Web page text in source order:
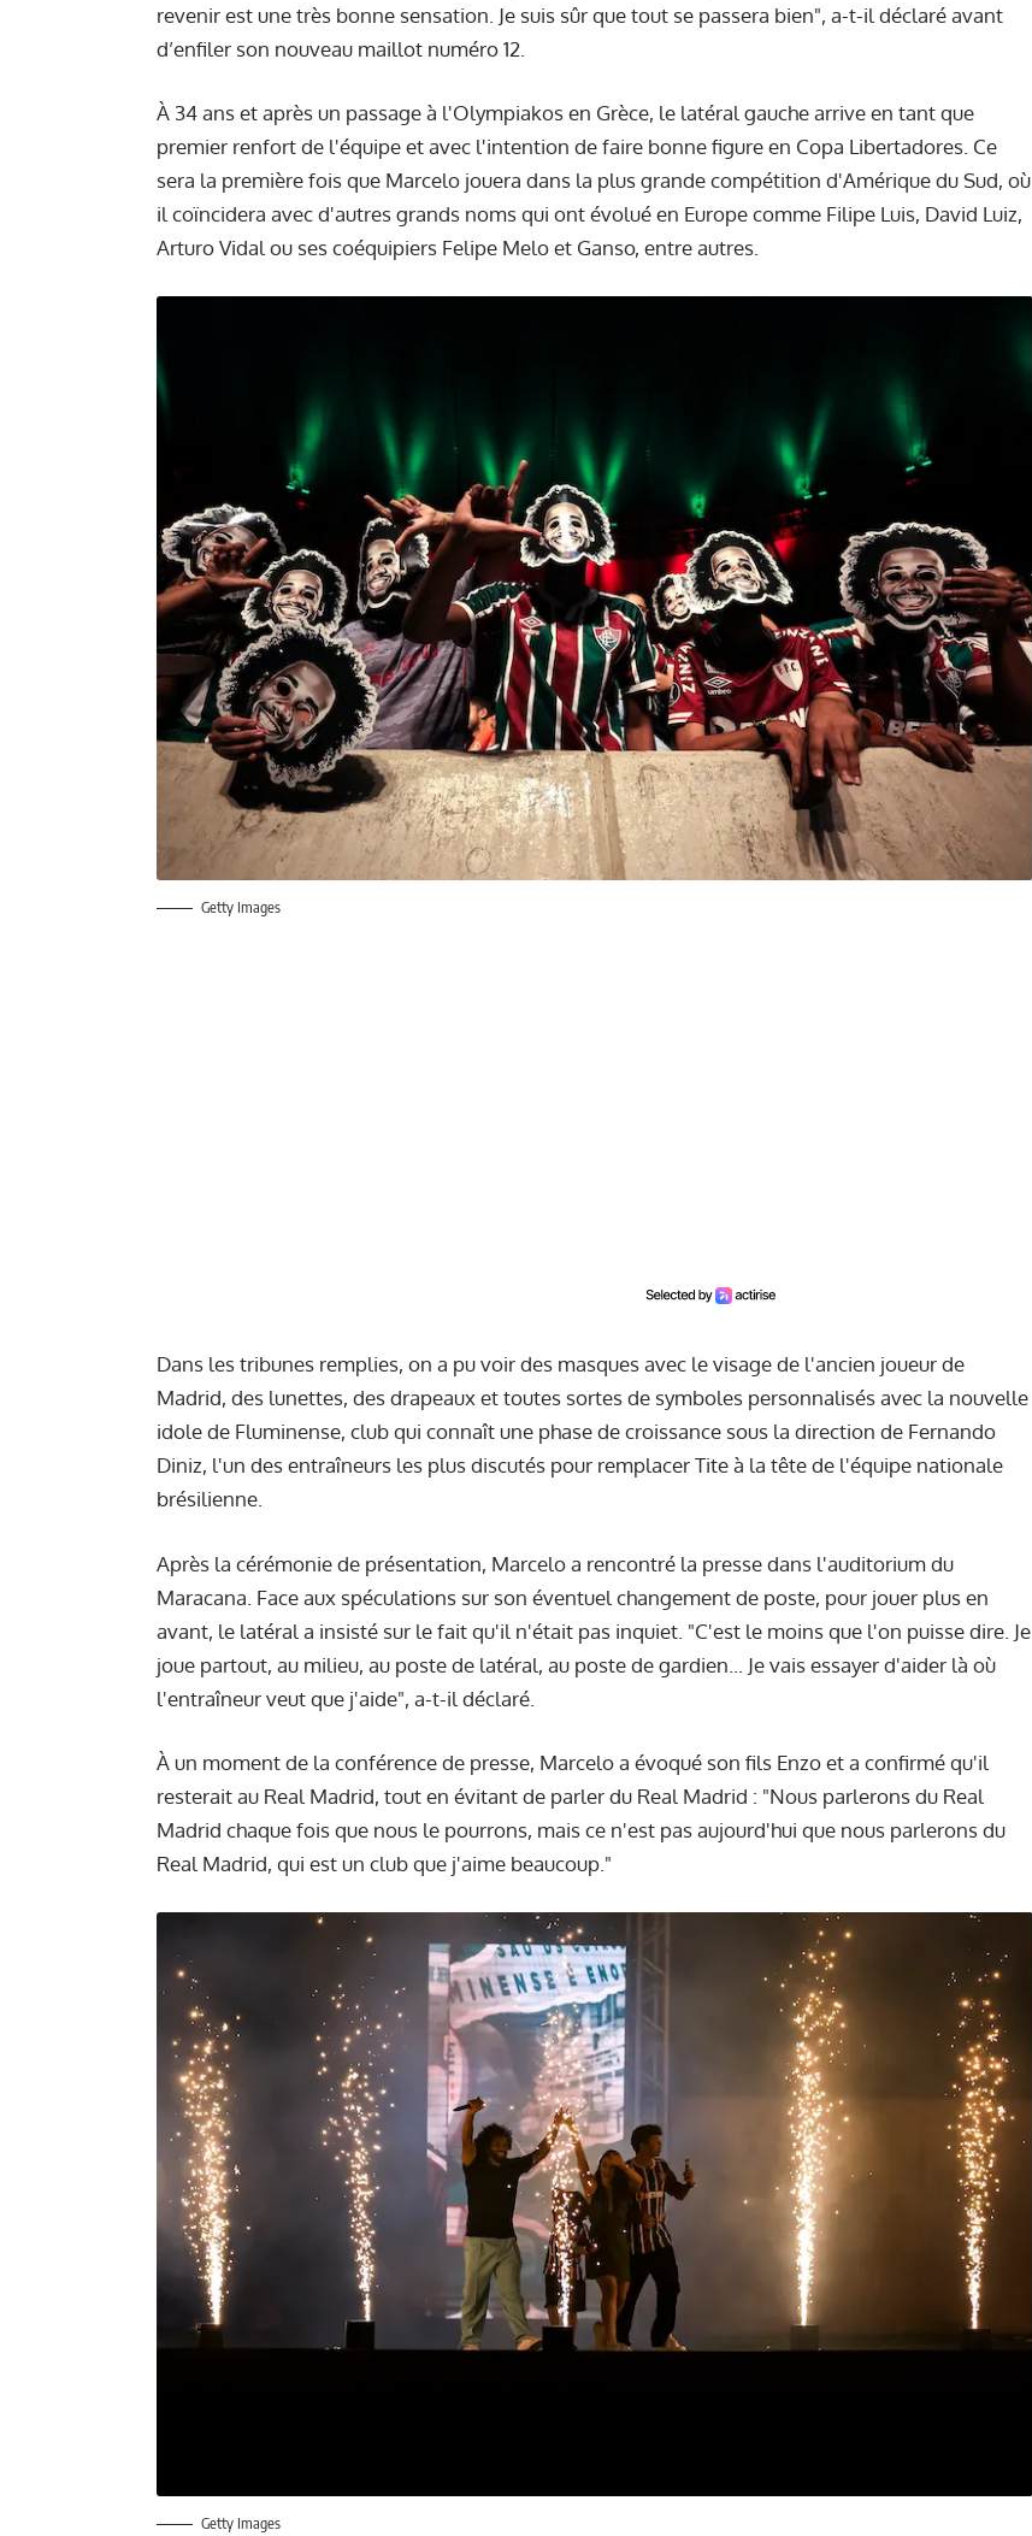
revenir est une très bonne sensation. Je suis sûr que tout se passera bien", a-t-il déclaré avant
d’enfiler son nouveau maillot numéro 12.
À 34 ans et après un passage à l'Olympiakos en Grèce, le latéral gauche arrive en tant que
premier renfort de l'équipe et avec l'intention de faire bonne figure en Copa Libertadores. Ce
sera la première fois que Marcelo jouera dans la plus grande compétition d'Amérique du Sud, où
il coïncidera avec d'autres grands noms qui ont évolué en Europe comme Filipe Luis, David Luiz,
Arturo Vidal ou ses coéquipiers Felipe Melo et Ganso, entre autres.
Getty Images
Dans les tribunes remplies, on a pu voir des masques avec le visage de l'ancien joueur de
Madrid, des lunettes, des drapeaux et toutes sortes de symboles personnalisés avec la nouvelle
idole de Fluminense, club qui connaît une phase de croissance sous la direction de Fernando
Diniz, l'un des entraîneurs les plus discutés pour remplacer Tite à la tête de l'équipe nationale
brésilienne.
Après la cérémonie de présentation, Marcelo a rencontré la presse dans l'auditorium du
Maracana. Face aux spéculations sur son éventuel changement de poste, pour jouer plus en
avant, le latéral a insisté sur le fait qu'il n'était pas inquiet. "C'est le moins que l'on puisse dire. Je
joue partout, au milieu, au poste de latéral, au poste de gardien... Je vais essayer d'aider là où
l'entraîneur veut que j'aide", a-t-il déclaré.
À un moment de la conférence de presse, Marcelo a évoqué son fils Enzo et a confirmé qu'il
resterait au Real Madrid, tout en évitant de parler du Real Madrid : "Nous parlerons du Real
Madrid chaque fois que nous le pourrons, mais ce n'est pas aujourd'hui que nous parlerons du
Real Madrid, qui est un club que j'aime beaucoup."
Getty Images